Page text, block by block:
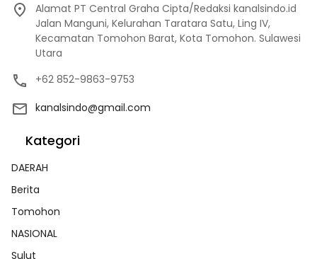
Alamat PT Central Graha Cipta/Redaksi kanalsindo.id
Jalan Manguni, Kelurahan Taratara Satu, Ling IV,
Kecamatan Tomohon Barat, Kota Tomohon. Sulawesi
Utara
+62 852-9863-9753
kanalsindo@gmail.com
Kategori
DAERAH
Berita
Tomohon
NASIONAL
Sulut